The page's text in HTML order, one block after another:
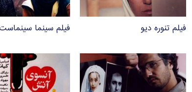
فیلم تنوره دیو فیلم سینما